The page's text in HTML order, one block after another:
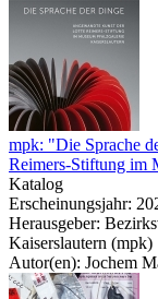
mpk: "Die Sprache
Reimers-Stiftung im
Katalog
Erscheinungsjahr:
Herausgeber:
Kaiserslautern (mpk)
Autor(en): Jochem